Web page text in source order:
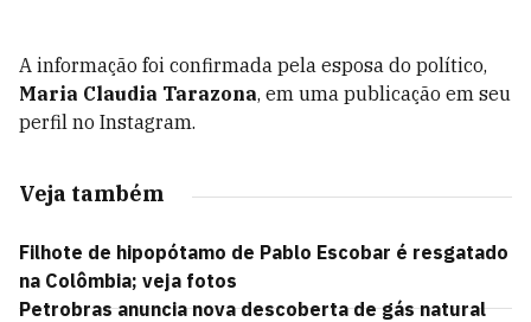
A informação foi confirmada pela esposa do político,
Maria Claudia Tarazona, em uma publicação em seu
perfil no Instagram.
Veja também
Filhote de hipopótamo de Pablo Escobar é resgatado
na Colômbia; veja fotos
Petrobras anuncia nova descoberta de gás natural